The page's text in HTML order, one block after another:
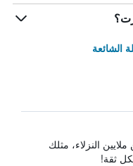
الشائعة
النزلاء، مثلك
ثقة!